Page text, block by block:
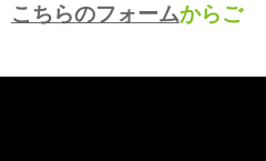
こちらのフォームからご